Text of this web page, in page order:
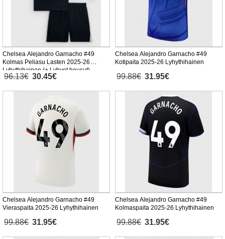
Chelsea Alejandro Garnacho #49
Kolmas Peliasu Lasten 2025-26
Lyhythihainen (+ Lyhyet housut)
96.13€ 30.45€
Chelsea Alejandro Garnacho #49
Kotipaita 2025-26 Lyhythihainen
99.88€ 31.95€
Chelsea Alejandro Garnacho #49
Vieraspaita 2025-26 Lyhythihainen
99.88€ 31.95€
Chelsea Alejandro Garnacho #49
Kolmaspaita 2025-26 Lyhythihainen
99.88€ 31.95€